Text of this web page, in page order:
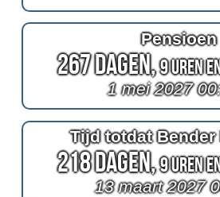
Pensioen
267 Dagen,9 Uren
1 mei 2027
Tijd totdat Bender
218 Dagen,9 Uren
13 maart 2027